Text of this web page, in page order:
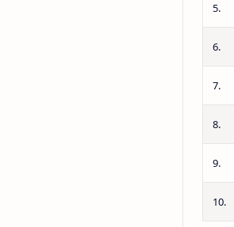
5.
6.
7.
8.
9.
10.